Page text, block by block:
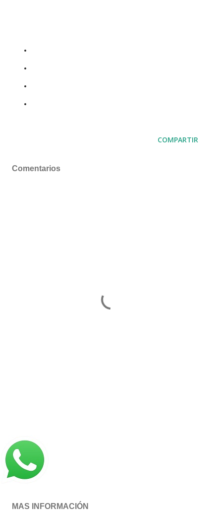
COMPARTIR
Comentarios
MAS INFORMACIÓN